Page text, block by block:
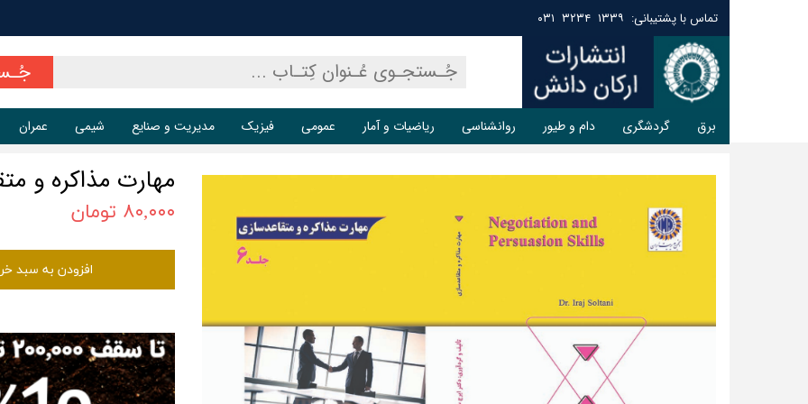
برق گردشگری دام و طیور روانشناسی ریاضیات و آمار عمومی فیزیک مدیریت و صنایع شیمی عمران
تماس با پشتیبانی: ۱۳۳۹ ۳۲۳۴ ۰۳۱
مهارت مذاکره و
۸۰,۰۰۰ تومان
افزودن به سبد